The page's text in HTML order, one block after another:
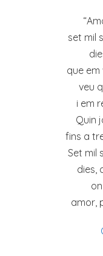
set mil
que
veu
i em
Quin
fins a
Set mil
dies,
amor,